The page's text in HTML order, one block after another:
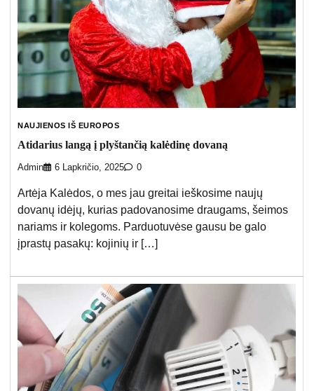
NAUJIENOS IŠ EUROPOS
Atidarius langą į plyštančią kalėdinę dovaną
Admin 6 Lapkričio, 2025 0
Artėja Kalėdos, o mes jau greitai ieškosime naujų
dovanų idėjų, kurias padovanosime draugams, šeimos
nariams ir kolegoms. Parduotuvėse gausu be galo
įprastų pasakų: kojinių ir […]